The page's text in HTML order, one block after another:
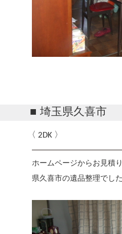
埼玉県久喜市
2DK
ホームページからお見積
県久喜市の遺品整理でした